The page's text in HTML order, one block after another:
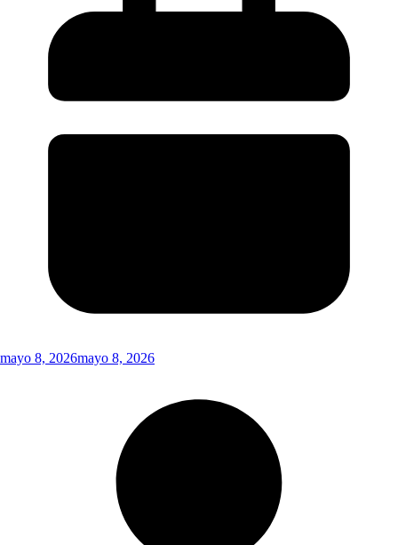
mayo 8, 2026mayo 8, 2026